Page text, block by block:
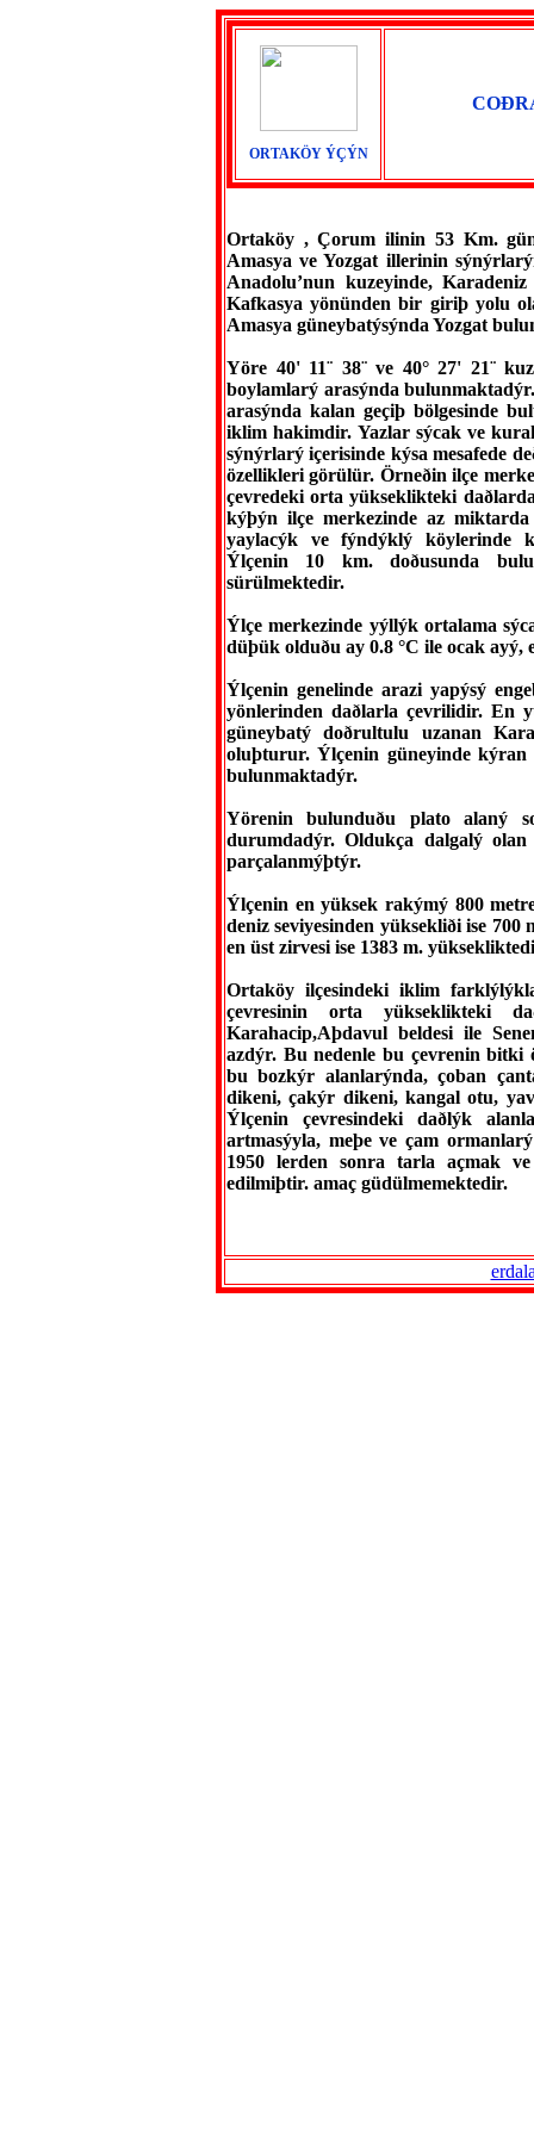
ORTAKÖY ÝÇÝN
Ortaköy , Çorum ilinin 53 Km.
Amasya ve Yozgat illerinin
Anadolu’nun kuzeyinde,
Kafkasya yönünden bir giriþ yolu
Amasya güneybatýsýnda Yozgat
Yöre 40' 11¨ 38¨ ve 40° 27' 21¨
boylamlarý arasýnda
arasýnda kalan geçiþ bölgesinde
iklim hakimdir. Yazlar sýcak ve
sýnýrlarý içerisinde kýsa mesafede
özellikleri görülür. Örneðin ilçe
çevredeki orta yükseklikteki
kýþýn ilçe merkezinde az
yaylacýk ve fýndýklý köylerinde
Ýlçenin 10 km. doðusunda
sürülmektedir.
Ýlçe merkezinde yýllýk ortalama
düþük olduðu ay 0.8 °C ile ocak ayý,
Ýlçenin genelinde arazi yapýsý
yönlerinden daðlarla çevrilidir. En
güneybatý doðrultulu uzanan
oluþturur. Ýlçenin güneyinde
bulunmaktadýr.
Yörenin bulunduðu plato alaný
durumdadýr. Oldukça dalgalý
parçalanmýþtýr.
Ýlçenin en yüksek rakýmý 800
deniz seviyesinden yüksekliði ise
en üst zirvesi ise 1383 m.
Ortaköy ilçesindeki iklim
çevresinin orta yükseklikteki
Karahacip,Aþdavul beldesi ile
azdýr. Bu nedenle bu çevrenin
bu bozkýr alanlarýnda, çoban
dikeni, çakýr dikeni, kangal otu,
Ýlçenin çevresindeki daðlýk
artmasýyla, meþe ve çam
1950 lerden sonra tarla açmak
edilmiþtir. amaç güdülmemektedir.